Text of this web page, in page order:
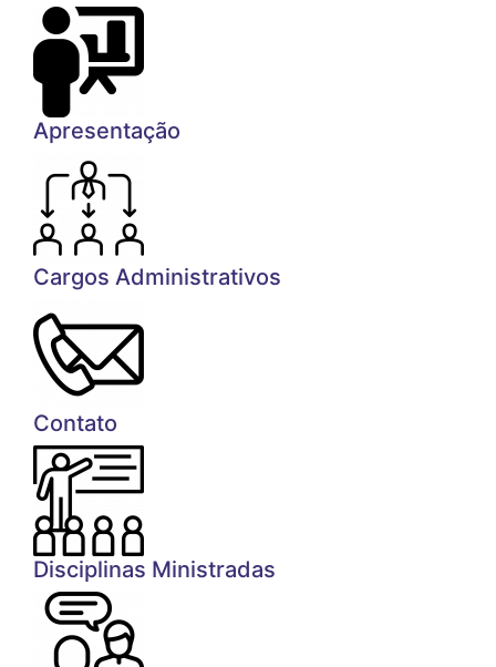
Apresentação
Cargos Administrativos
Contato
Disciplinas Ministradas